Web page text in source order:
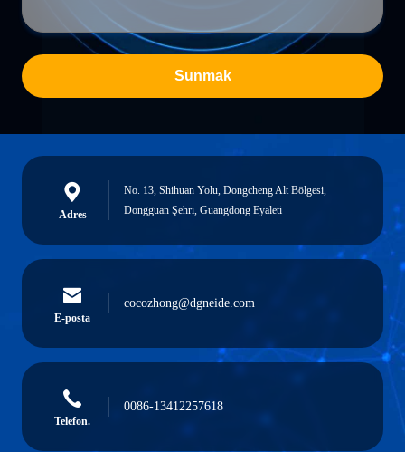
Sunmak
Adres
No. 13, Shihuan Yolu, Dongcheng Alt Bölgesi,
Dongguan Şehri, Guangdong Eyaleti
E-posta
cocozhong@dgneide.com
Telefon.
0086-13412257618